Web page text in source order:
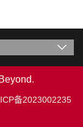
备2023002235